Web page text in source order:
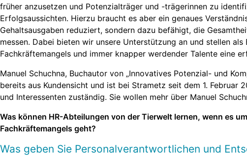
früher anzusetzen und Potenzialträger und -trägerinnen zu
Erfolgsaussichten. Hierzu braucht es aber ein genaues
Gehaltsausgaben reduziert, sondern dazu befähigt, die
messen. Dabei bieten wir unsere Unterstützung an und stellen
Fachkräftemangels und immer knapper werdender Talente eine
Manuel Schuchna, Buchautor von „Innovatives Potenzial- und
bereits aus Kundensicht und ist bei Strametz seit dem 1.
und Interessenten zuständig. Sie wollen mehr über Manuel
Was können HR-Abteilungen von der Tierwelt lernen, wenn es
Fachkräftemangels geht?
Was geben Sie Personalverantwortlichen und